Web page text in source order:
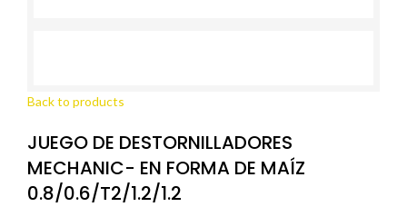
Back to products
JUEGO DE DESTORNILLADORES
MECHANIC- EN FORMA DE MAÍZ
0.8/0.6/T2/1.2/1.2